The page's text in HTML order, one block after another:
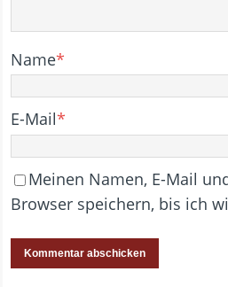
Name*
E-Mail*
Meinen Namen, E-Mail
Browser speichern, bis ich